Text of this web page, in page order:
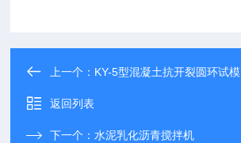
上一个： KY-5型混凝土抗开裂圆环试模
返回列表
下一个：水泥乳化沥青搅拌机